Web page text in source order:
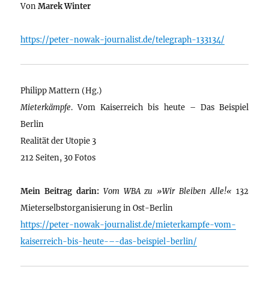
VonMarek Winter
https://peter-nowak-journalist.de/telegraph-133134/
Philipp Mattern (Hg.)
Mieterkämpfe. Vom Kaiserreich bis heute – Das Beispiel
Berlin
Realität der Utopie 3
212 Seiten, 30 Fotos
Mein Beitrag darin: Vom WBA zu »Wir Bleiben Alle!« 132
Mieterselbstorganisierung in Ost-Berlin
https://peter-nowak-journalist.de/mieterkampfe-vom-
kaiserreich-bis-heute-–-das-beispiel-berlin/